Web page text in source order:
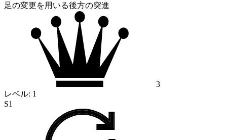
足の変更を用いる後方の突進
3
レベル: 1
S1